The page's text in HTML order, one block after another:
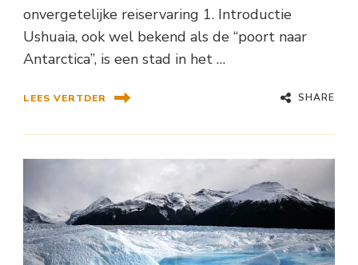
onvergetelijke reiservaring 1. Introductie
Ushuaia, ook wel bekend als de “poort naar
Antarctica”, is een stad in het …
LEES VERTDER SHARE